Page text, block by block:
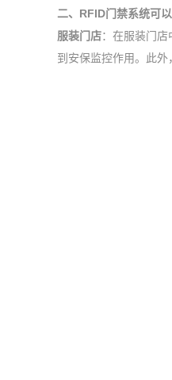
二、RFID门禁系统可
服装门店：在服装门
到安保监控作用。此外